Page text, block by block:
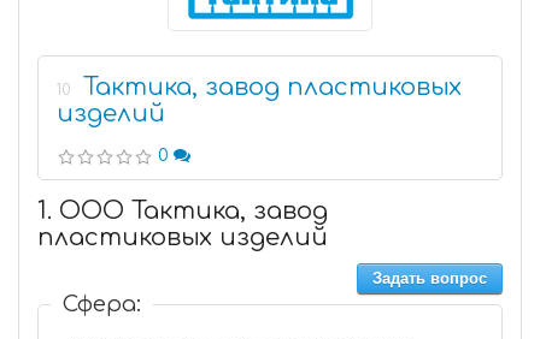
10
Тактика, завод пластиковых
изделий
0
1. ООО Тактика, завод
пластиковых изделий
Задать вопрос
Сфера: